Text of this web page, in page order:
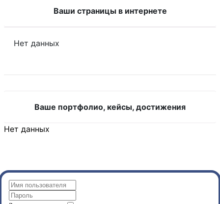
Ваши страницы в интернете
Нет данных
Ваше портфолио, кейсы, достижения
Нет данных